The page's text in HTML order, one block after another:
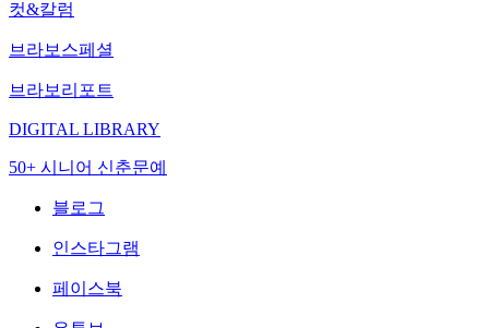
컷&칼럼
브라보스페셜
브라보리포트
DIGITAL LIBRARY
50+ 시니어 신춘문예
블로그
인스타그램
페이스북